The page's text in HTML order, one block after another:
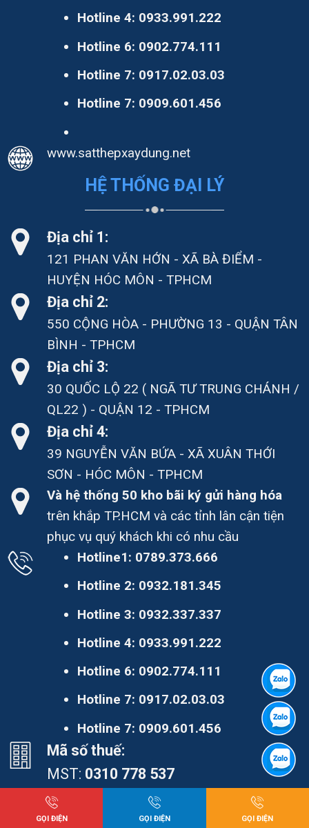
Hotline 4: 0933.991.222
Hotline 6: 0902.774.111
Hotline 7: 0917.02.03.03
Hotline 7: 0909.601.456
www.satthepxaydung.net
HỆ THỐNG ĐẠI LÝ
Địa chỉ 1:
121 PHAN VĂN HỚN - XÃ BÀ ĐIỂM -
HUYỆN HÓC MÔN - TPHCM
Địa chỉ 2:
550 CỘNG HÒA - PHƯỜNG 13 - QUẬN TÂN
BÌNH - TPHCM
Địa chỉ 3:
30 QUỐC LỘ 22 ( NGÃ TƯ TRUNG CHÁNH /
QL22 ) - QUẬN 12 - TPHCM
Địa chỉ 4:
39 NGUYỄN VĂN BỨA - XÃ XUÂN THỚI
SƠN - HÓC MÔN - TPHCM
Và hệ thống 50 kho bãi ký gửi hàng hóa
trên khắp TP.HCM và các tỉnh lân cận tiện
phục vụ quý khách khi có nhu cầu
Hotline1: 0789.373.666
Hotline 2: 0932.181.345
Hotline 3: 0932.337.337
Hotline 4: 0933.991.222
Hotline 6: 0902.774.111
Hotline 7: 0917.02.03.03
Hotline 7: 0909.601.456
Mã số thuế:
MST: 0310 778 537
Ngân hàng:
STK: 1211.12345678, Ngân hàng ACB,
GỌI ĐIỆN GỌI ĐIỆN GỌI ĐIỆN